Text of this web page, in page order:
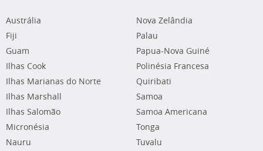
Austrália
Fiji
Guam
Ilhas Cook
Ilhas Marianas do Norte
Ilhas Marshall
Ilhas Salomão
Micronésia
Nauru
Nova Zelândia
Palau
Papua-Nova Guiné
Polinésia Francesa
Quiribati
Samoa
Samoa Americana
Tonga
Tuvalu